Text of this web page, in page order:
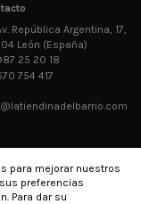
República Argentina, 17,
León (España)
25 20 18
754 417
para mejorar nuestros
preferencias
Para dar su